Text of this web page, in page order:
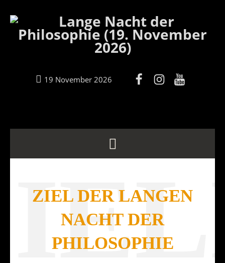
19 November 2026
ZIEL DER LANGEN
NACHT DER
PHILOSOPHIE